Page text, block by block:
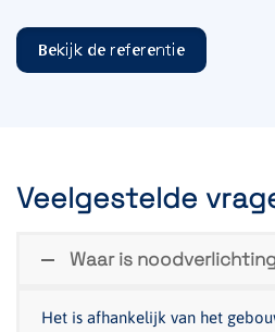
Bekijk de referentie
Veelgestelde
Waar is
Het is afhankelijk van het